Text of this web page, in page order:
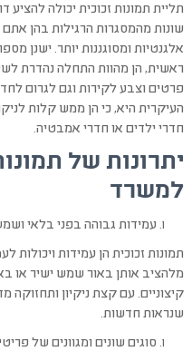
תליית תמונות זכוכית יכולה
שונות מהמסגרות הרגילות בהן
אלגנטיות ומסוגננות יותר. ישנן
ראשית, הן מהוות התחלה נהדרת
פרטים וצבע לקירות וגם לגרום
העיקרית היא, כי הן ממש קלות
חדרי ילדים או חדרי אמבטיה.
יתרונות של
למשרד
עמידות גבוהה בפני בלאי
תמונות זכוכית הן עמידות ויכולות
מלהציב אותן באור שמש ישיר או
קיצוניים. עם קצת ניקיון ותחזוקה
שנראות חדשות.
סוגים שונים ומגוונים של